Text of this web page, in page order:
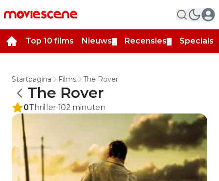
Top 10 films Nieuws Recensies Specials
Startpagina Films The Rover
The Rover
0Thriller 102 minuten